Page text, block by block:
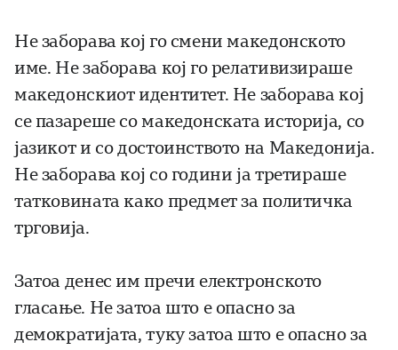
Не заборава кој го смени македонското
име. Не заборава кој го релативизираше
македонскиот идентитет. Не заборава кој
се пазареше со македонската историја, со
јазикот и со достоинството на Македонија.
Не заборава кој со години ја третираше
татковината како предмет за политичка
трговија.
Затоа денес им пречи електронското
гласање. Не затоа што е опасно за
демократијата, туку затоа што е опасно за